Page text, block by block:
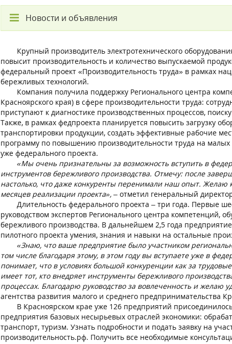
Новости и объявления
Крупный производитель электротехнического
повысит производительность и количество выпускаемой
федеральный проект «Производительность труда» в рамках
бережливых технологий.
Компания получила поддержку Регионального центра
Красноярского края) в сфере производительности труда:
приступают к диагностике производственных процессов,
Также, в рамках федпроекта планируется повысить загрузку
транспортировки продукции, создать эффективные рабочие
программу по повышению производительности труда на малых
уже федерального проекта.
«Мы очень признательны за возможность вступить в
инструментов бережливого производства. Отмечу: после
настолько, что даже конкуренты перенимали наш опыт. Желаю
месяцев реализации проекта», – отметил генеральный
Длительность федерального проекта – три года. Первые
руководством экспертов Регионального центра компетенций,
бережливого производства. В дальнейшем 2,5 года
пилотного проекта умения, знания и навыки на остальные
«Знаю, что ваше предприятие было участником
том числе благодаря этому, в этом году вы вступаете уже в
понимает, что в условиях большой конкуренции как за
имеет тот, кто внедряет инструменты бережливого
процессах. Благодарю руководство за вовлеченность и желаю
агентства развития малого и среднего предпринимательства
В Красноярском крае уже 126 предприятий присоединилось
предприятия базовых несырьевых отраслей экономики:
транспорт, туризм. Узнать подробности и подать заявку на
производительность.рф. Получить все необходимые